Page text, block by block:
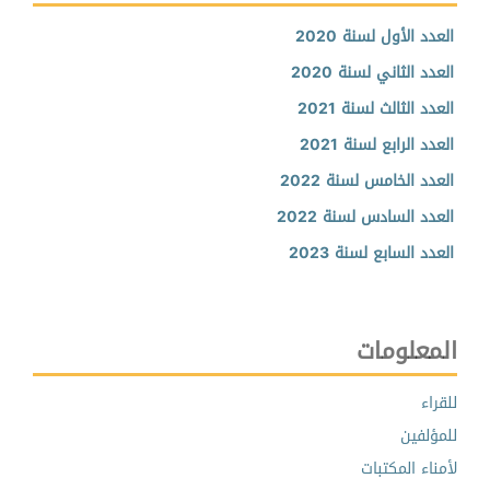
العدد الأول لسنة 2020
العدد الثاني لسنة 2020
العدد الثالث لسنة 2021
العدد الرابع لسنة 2021
العدد الخامس لسنة 2022
العدد السادس لسنة 2022
العدد السابع لسنة 2023
المعلومات
للقراء
للمؤلفين
لأمناء المكتبات